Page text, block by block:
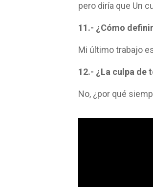
pero diría que Un
11.- ¿Cómo
Mi último trabajo
12.- ¿La culpa de
No, ¿por qué